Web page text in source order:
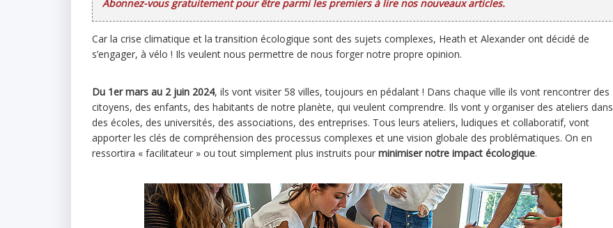
Abonnez-vous gratuitement pour être parmi les premiers à lire nos nouveaux articles.
Car la crise climatique et la transition écologique sont des sujets complexes, Heath et Alexander ont décidé de
s’engager, à vélo ! Ils veulent nous permettre de nous forger notre propre opinion.
Du 1er mars au 2 juin 2024, ils vont visiter 58 villes, toujours en pédalant ! Dans chaque ville ils vont rencontrer des
citoyens, des enfants, des habitants de notre planète, qui veulent comprendre. Ils vont y organiser des ateliers dans
des écoles, des universités, des associations, des entreprises. Tous leurs ateliers, ludiques et collaboratif, vont
apporter les clés de compréhension des processus complexes et une vision globale des problématiques. On en
ressortira « facilitateur » ou tout simplement plus instruits pour minimiser notre impact écologique.